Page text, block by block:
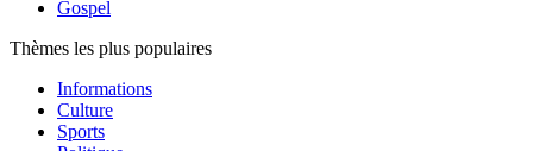
Gospel
Thèmes les plus populaires
Informations
Culture
Sports